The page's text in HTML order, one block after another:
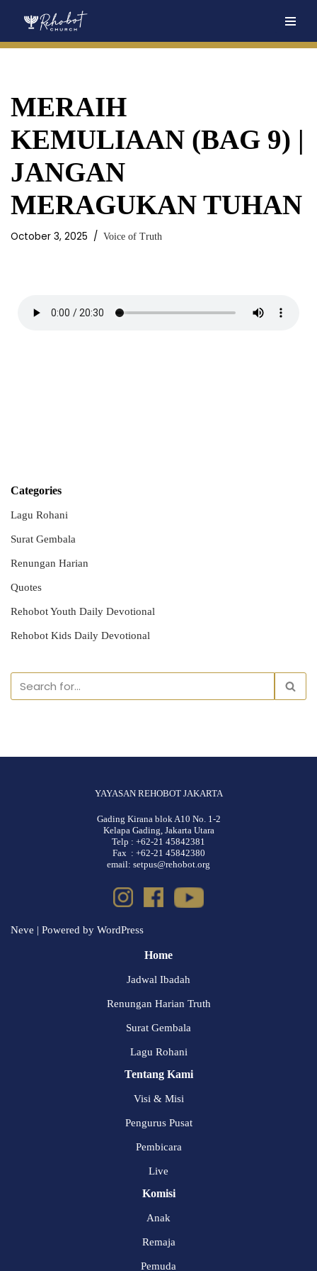
MERAIH
KEMULIAAN (BAG 9) |
JANGAN
MERAGUKAN TUHAN
October 3, 2025 Voice of Truth
Categories
Lagu Rohani
Surat Gembala
Renungan Harian
Quotes
Rehobot Youth Daily Devotional
Rehobot Kids Daily Devotional
YAYASAN REHOBOT JAKARTA
Gading Kirana blok A10 No. 1-2
Kelapa Gading, Jakarta Utara
Telp : +62-21 45842381
Fax : +62-21 45842380
email: setpus@rehobot.org
Neve | Powered by WordPress
Home
Jadwal Ibadah
Renungan Harian Truth
Surat Gembala
Lagu Rohani
Tentang Kami
Visi & Misi
Pengurus Pusat
Pembicara
Live
Komisi
Anak
Remaja
Pemuda